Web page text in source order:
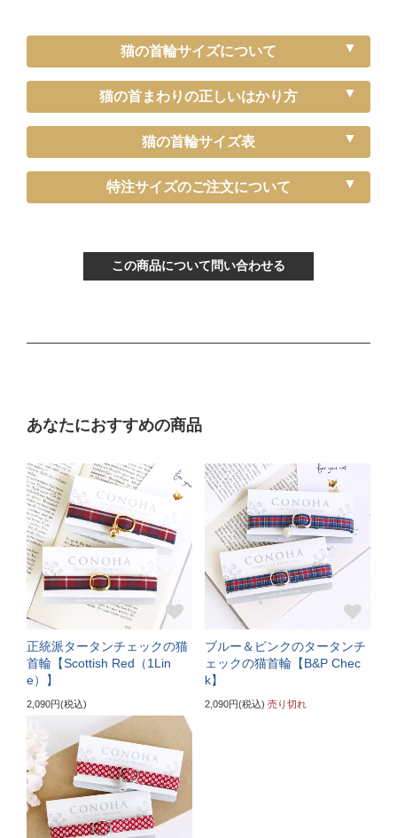
猫の首輪サイズについて
猫の首まわりの正しいはかり方
猫の首輪サイズ表
《特注》Sサイズ
首輪サイズ（-5cm特注）
Mサイズ
普通サイズ
サイズの目安（3～5kgの成猫）
《特注》Lサイズ
ぴったり測った首まわり（22～24cm）
首輪サイズ（+5cm特注）
サイズの目安（5～6kgの大きめな成猫）
ぴったり測った首まわり（25cm～）
首輪サイズ（+10cm特注）
サイズの目安（7kg超えの大型の成猫）
特注サイズのご注文について
この商品について問い合わせる
あなたにおすすめの商品
正統派タータンチェックの猫
首輪【Scottish Red（1Lin
e）】
2,090円(税込)
ブルー＆ピンクのタータンチ
ェックの猫首輪【B&P Chec
k】
2,090円(税込) 売り切れ